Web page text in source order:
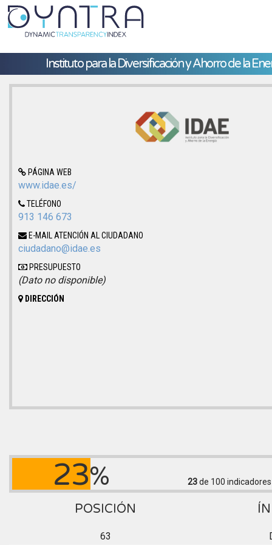
Instituto para la Diversificación y Ahorro de la
PÁGINA WEB
www.idae.es/
TELÉFONO
913 146 673
E-MAIL ATENCIÓN AL CIUDADANO
ciudadano@idae.es
PRESUPUESTO
(Dato no disponible)
DIRECCIÓN
23% 23de 100
POSICIÓN
63